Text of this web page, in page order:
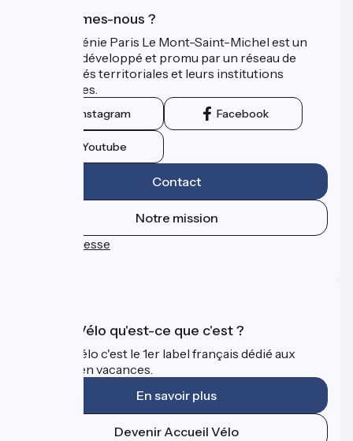
Qui sommes-nous ?
La Véloscénie Paris Le Mont-Saint-Michel est un
itinéraire développé et promu par un réseau de
collectivités territoriales et leurs institutions
touristiques.
Instagram Facebook
Youtube
Contact
Notre mission
Espace Presse
Accueil Vélo qu'est-ce que c'est ?
Accueil Vélo c'est le 1er label français dédié aux
cyclistes en vacances.
En savoir plus
Devenir Accueil Vélo